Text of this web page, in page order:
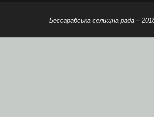
Бессарабська селищна рада –